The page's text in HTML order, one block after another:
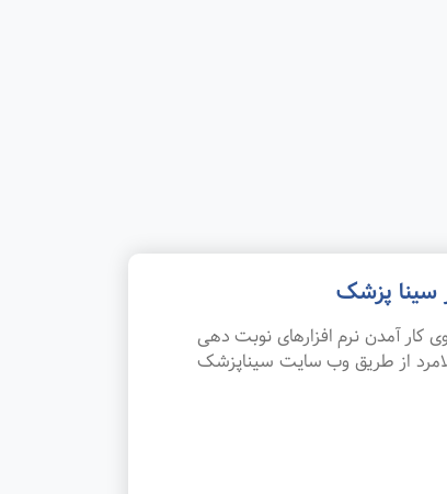
سینا پزشک
آمدن نرم افزارهای نوبت دهی
از طریق وب سایت سیناپزشک